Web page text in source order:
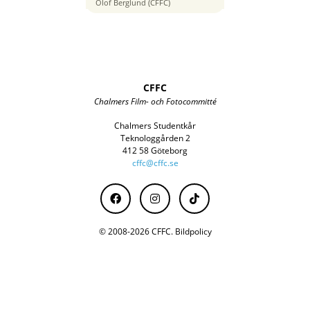
Olof Berglund (CFFC)
CFFC
Chalmers Film- och Fotocommitté
Chalmers Studentkår
Teknologgården 2
412 58 Göteborg
cffc@cffc.se
© 2008-2026 CFFC. Bildpolicy